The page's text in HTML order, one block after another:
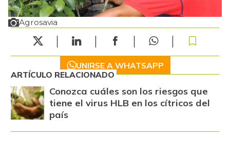
Agrosavia
UNIRSE A WHATSAPP
ARTÍCULO RELACIONADO
Conozca cuáles son los riesgos que
tiene el virus HLB en los cítricos del
país